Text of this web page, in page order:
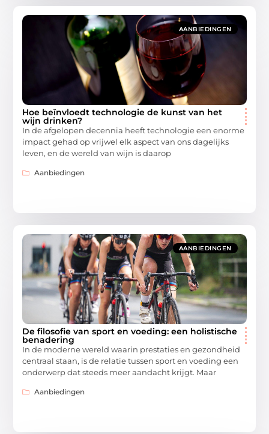
AANBIEDINGEN
Hoe beïnvloedt technologie de kunst van het
wijn drinken?
In de afgelopen decennia heeft technologie een enorme
impact gehad op vrijwel elk aspect van ons dagelijks
leven, en de wereld van wijn is daarop
Aanbiedingen
AANBIEDINGEN
De filosofie van sport en voeding: een holistische
benadering
In de moderne wereld waarin prestaties en gezondheid
centraal staan, is de relatie tussen sport en voeding een
onderwerp dat steeds meer aandacht krijgt. Maar
Aanbiedingen